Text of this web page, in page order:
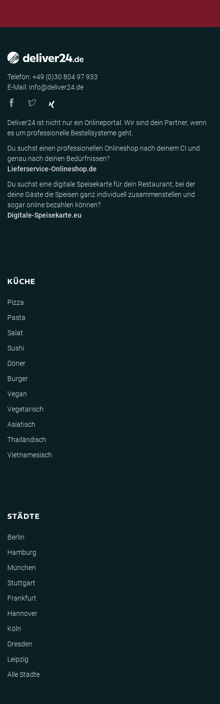
Telefon: +49 (0)30 804 97 933
E-Mail: info@deliver24.de
Deliver24 ist nicht nur ein Onlineportal. Wir sind dein Partner, wenn
es um professionelle Bestellsysteme geht.
Du suchst einen professionellen Onlineshop nach deinem CI und
genau nach deinen Bedürfnissen?
Lieferservice-Onlineshop.de
Du suchst eine digitale Speisekarte für dein Restaurant, bei der
deine Gäste die Speisen ganz individuell zusammenstellen und
sogar online bezahlen können?
Digitale-Speisekarte.eu
KÜCHE
Pizza
Pasta
Salat
Sushi
Döner
Burger
Vegan
Vegetarisch
Asiatisch
Thailändisch
Vietnamesisch
STÄDTE
Berlin
Hamburg
München
Stuttgart
Frankfurt
Hannover
Köln
Dresden
Leipzig
Alle Städte